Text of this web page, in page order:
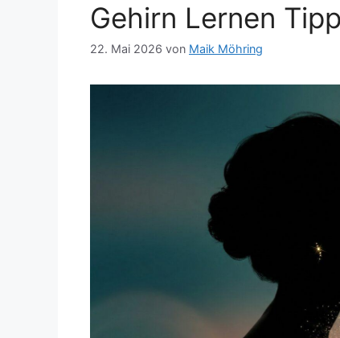
Gehirn Lernen
22. Mai 2026 von Maik Möhring